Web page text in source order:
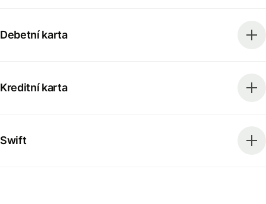
Debetní karta
Kreditní karta
Swift